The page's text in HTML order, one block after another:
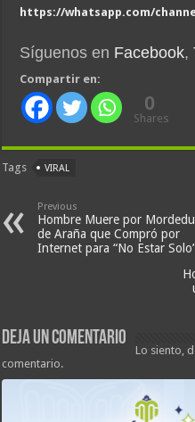
https://whatsapp.com/
Síguenos en Facebook,
Compartir en:
0
Shares
Tags VIRAL
Previous
Hombre Muere por
de Araña que Compró por
Internet para “No Estar
Deja un comentario
Lo siento,
comentario.